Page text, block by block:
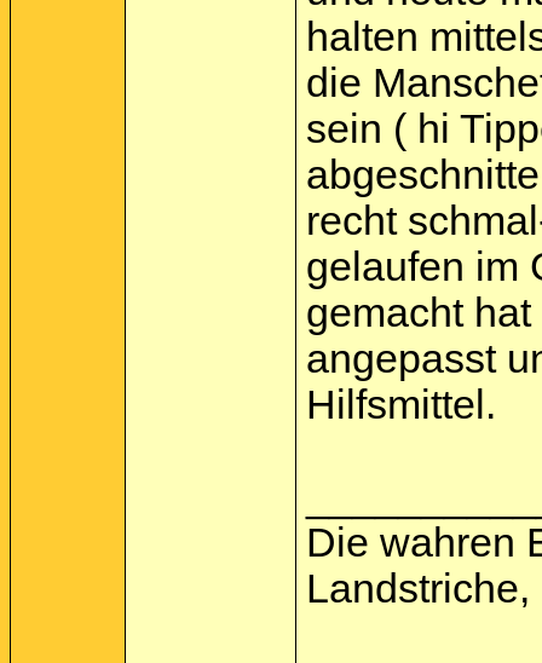
halten
die
sein ( hi
recht
gelaufen im
gemacht hat
angepasst
Hilfsmittel.
Die wahren